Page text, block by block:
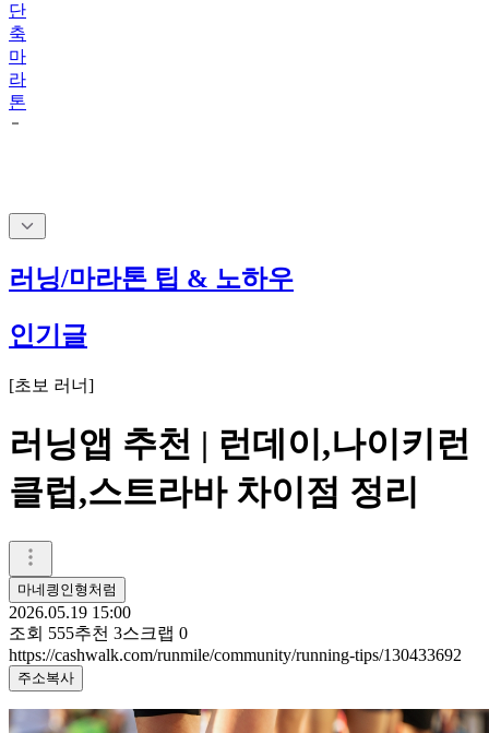
단
축
마
라
톤
러닝/마라톤 팁 & 노하우
인기글
[초보 러너]
러닝앱 추천 | 런데이,나이키런
클럽,스트라바 차이점 정리
마네킝인형처럼
2026.05.19 15:00
조회 555추천 3스크랩 0
https://cashwalk.com/runmile/community/running-tips/130433692
주소복사